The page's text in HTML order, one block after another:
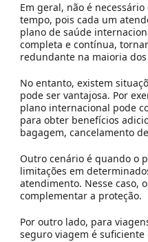
Em geral, não é
tempo, pois cada um
plano de saúde
completa e contínua,
redundante na maioria dos
No entanto, existem
pode ser vantajosa. Por
plano internacional pode
para obter benefícios
bagagem, cancelamento
Outro cenário é quando o
limitações em
atendimento. Nesse caso,
complementar a proteção.
Por outro lado, para
seguro viagem é suficiente